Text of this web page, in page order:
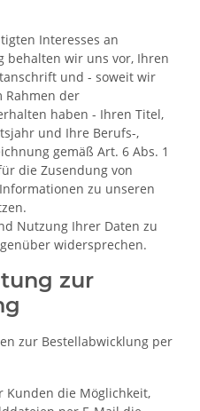
Interesses an
behalten wir uns vor, Ihren
und - soweit wir
Rahmen der
haben - Ihren Titel,
und Ihre Berufs-,
gemäß Art. 6 Abs. 1
die Zusendung von
zu unseren
Nutzung Ihrer Daten zu
widersprechen.
zur
zur Bestellabwicklung per
Kunden die Möglichkeit,